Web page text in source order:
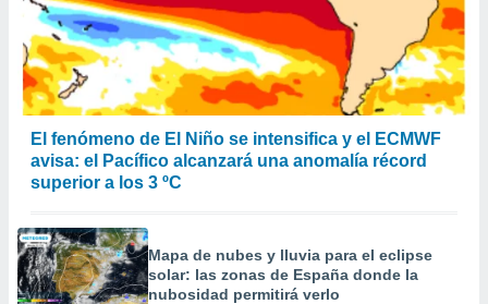
El fenómeno de El Niño se intensifica y el ECMWF
avisa: el Pacífico alcanzará una anomalía récord
superior a los 3 ºC
Mapa de nubes y lluvia para el eclipse
solar: las zonas de España donde la
nubosidad permitirá verlo